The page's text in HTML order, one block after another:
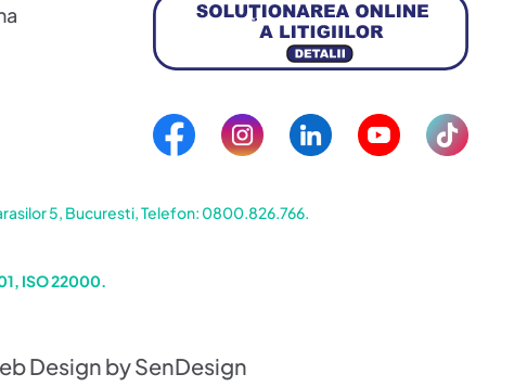
5, Bucuresti, Telefon: 0800.826.766.
ISO 22000.
Design by SenDesign